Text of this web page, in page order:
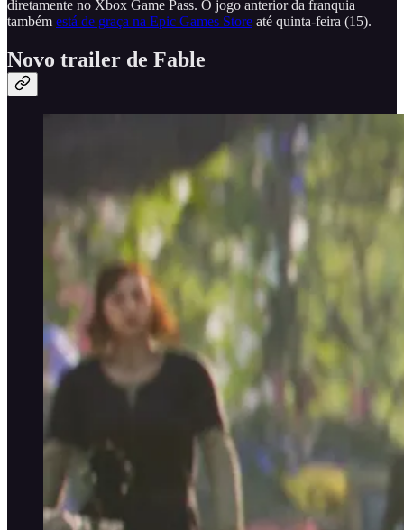
diretamente no Xbox Game Pass. O jogo anterior da franquia
também está de graça na Epic Games Store até quinta-feira (15).
Novo trailer de Fable